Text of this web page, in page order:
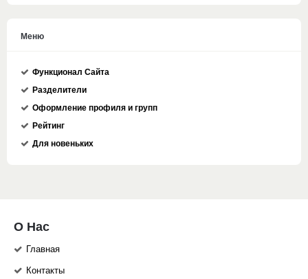
Меню
Функционал Сайта
Разделители
Оформление профиля и групп
Рейтинг
Для новеньких
О Нас
Главная
Контакты